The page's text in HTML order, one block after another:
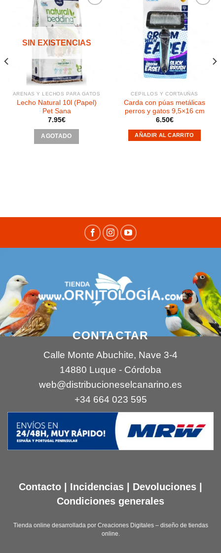
lista de
SIN EXISTENCIAS
ARENAS Y LECHOS PARA GATOS
Lecho Natural 10l (Papel)
Pet Sana
7.95€
AGOTADO
CEPILLOS Y CORTAUÑAS
Carda con púas metálicas
perros y gatos 9,5×16 cm
6.50€
AÑADIR AL CARRITO
CONTACTAR
Calle Monte Abuchite, Nave 3-4
14880 Luque - Córdoba
web@distribucioneselcanarino.es
+34 664 023 595
Contacto | Incidencias | Devoluciones |
Condiciones generales
Tienda online desarrollada por Creaciones Digitales – diseño de tiendas
online